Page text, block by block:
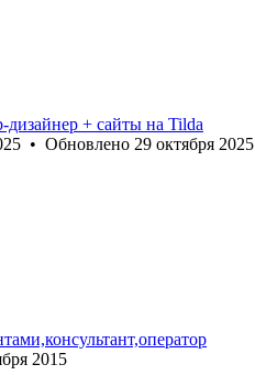
дизайнер + сайты на Tilda
• Обновлено 29 октября 2025
2015